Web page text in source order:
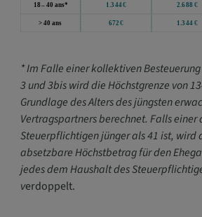
* Im Falle einer kollektiven
3 und 3bis wird die Höchstgrenze von
Grundlage des Alters des jüngsten
Vertragspartners berechnet. Falls einer
Steuerpflichtigen jünger als 41 ist, wird
absetzbare Höchstbetrag für den
jedes dem Haushalt des
verdoppelt.